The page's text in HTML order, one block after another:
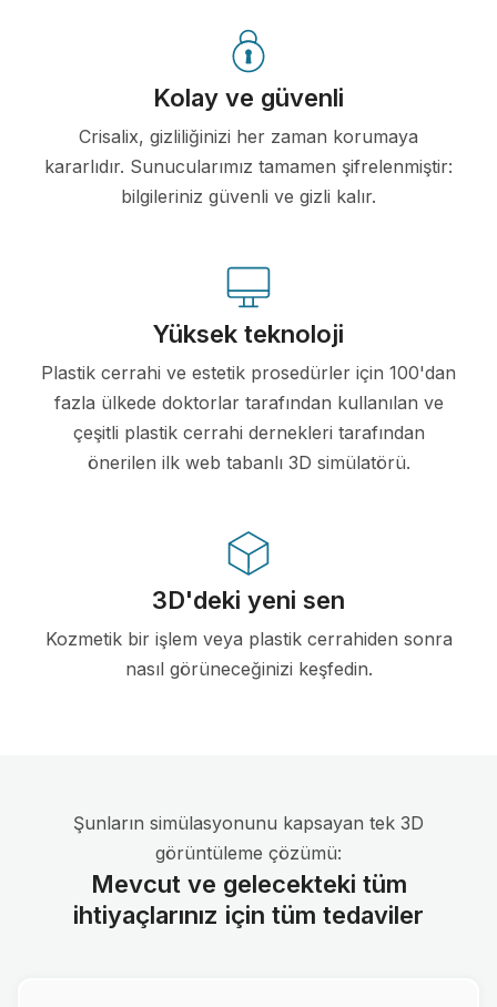
Kolay ve güvenli
Crisalix, gizliliğinizi her zaman korumaya
kararlıdır. Sunucularımız tamamen şifrelenmiştir:
bilgileriniz güvenli ve gizli kalır.
Yüksek teknoloji
Plastik cerrahi ve estetik prosedürler için 100'dan
fazla ülkede doktorlar tarafından kullanılan ve
çeşitli plastik cerrahi dernekleri tarafından
önerilen ilk web tabanlı 3D simülatörü.
3D'deki yeni sen
Kozmetik bir işlem veya plastik cerrahiden sonra
nasıl görüneceğinizi keşfedin.
Şunların simülasyonunu kapsayan tek 3D
görüntüleme çözümü:
Mevcut ve gelecekteki tüm
ihtiyaçlarınız için tüm tedaviler